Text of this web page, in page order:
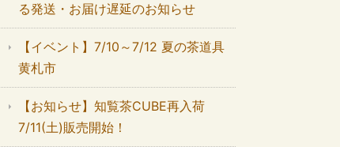
る発送・お届け遅延のお知らせ
【イベント】7/10～7/12 夏の茶道具
黄札市
【お知らせ】知覧茶CUBE再入荷
7/11(土)販売開始！